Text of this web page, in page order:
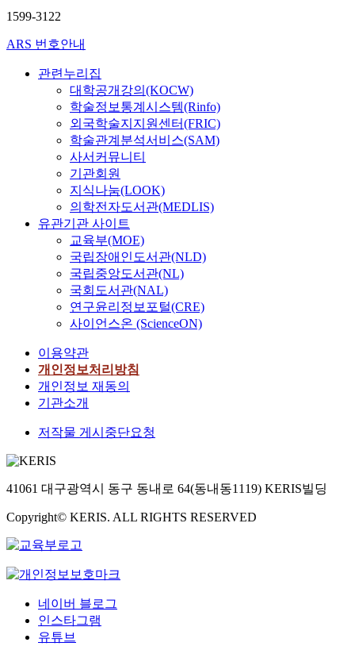
1599-3122
ARS 번호안내
관련누리집
대학공개강의(KOCW)
학술정보통계시스템(Rinfo)
외국학술지지원센터(FRIC)
학술관계분석서비스(SAM)
사서커뮤니티
기관회원
지식나눔(LOOK)
의학전자도서관(MEDLIS)
유관기관 사이트
교육부(MOE)
국립장애인도서관(NLD)
국립중앙도서관(NL)
국회도서관(NAL)
연구윤리정보포털(CRE)
사이언스온 (ScienceON)
이용약관
개인정보처리방침
개인정보 재동의
기관소개
저작물 게시중단요청
41061 대구광역시 동구 동내로 64(동내동1119) KERIS빌딩
Copyright© KERIS. ALL RIGHTS RESERVED
네이버 블로그
인스타그램
유튜브